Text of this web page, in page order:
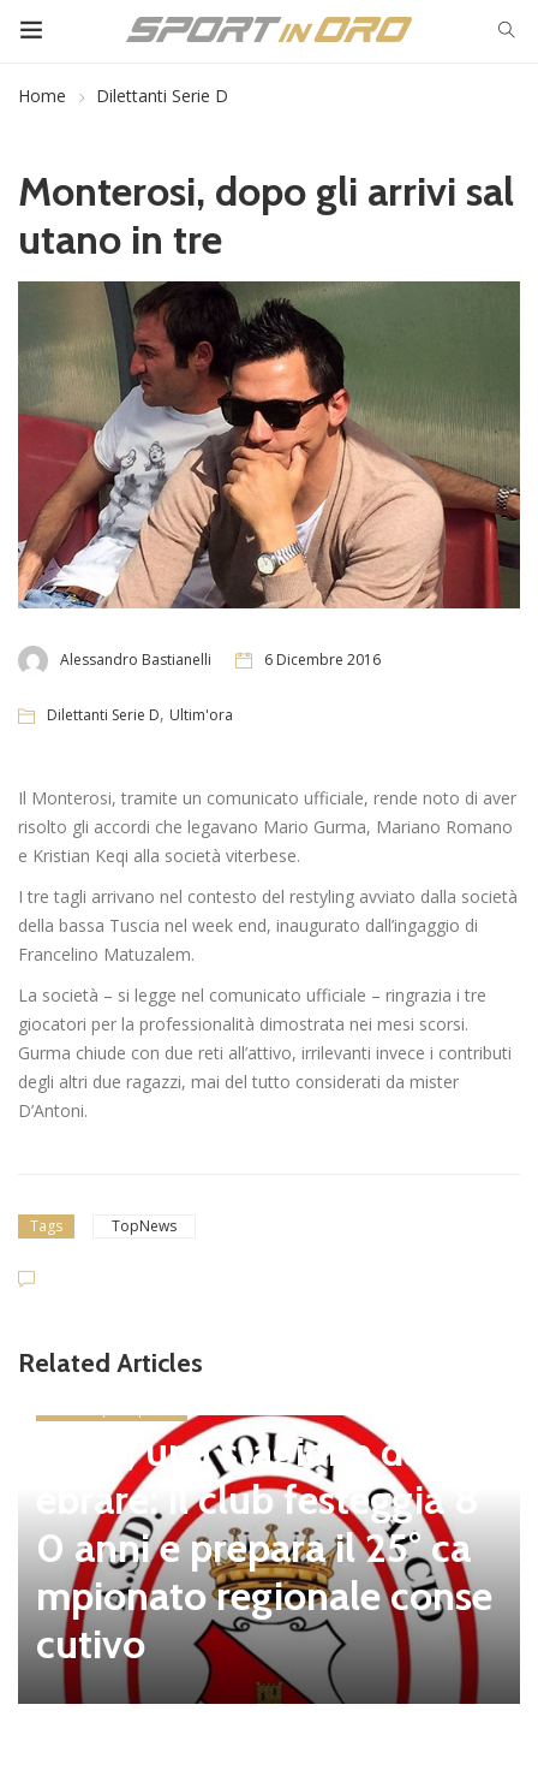
Home Dilettanti Serie D
Monterosi, dopo gli arrivi sal
utano in tre
Alessandro Bastianelli 6 Dicembre 2016
Dilettanti Serie D, Ultim'ora
Il Monterosi, tramite un comunicato ufficiale, rende noto di aver
risolto gli accordi che legavano Mario Gurma, Mariano Romano
e Kristian Keqi alla società viterbese.
I tre tagli arrivano nel contesto del restyling avviato dalla società
della bassa Tuscia nel week end, inaugurato dall’ingaggio di
Francelino Matuzalem.
La società – si legge nel comunicato ufficiale – ringrazia i tre
giocatori per la professionalità dimostrata nei mesi scorsi.
Gurma chiude con due reti all’attivo, irrilevanti invece i contributi
degli altri due ragazzi, mai del tutto considerati da mister
D’Antoni.
Tags TopNews
Related Articles
Tolfa, una stagione da cel
ebrare: il club festeggia 8
0 anni e prepara il 25° ca
mpionato regionale conse
cutivo